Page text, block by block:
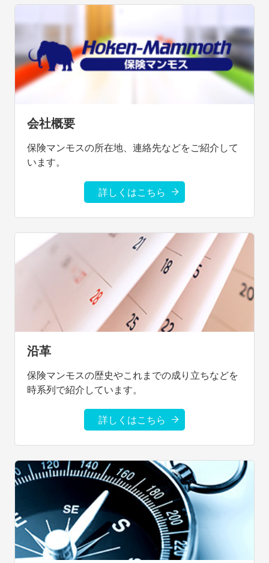
会社概要
保険マンモスの所在地、連絡先などをご紹介して
います。
詳しくはこちら
沿革
保険マンモスの歴史やこれまでの成り立ちなどを
時系列で紹介しています。
詳しくはこちら